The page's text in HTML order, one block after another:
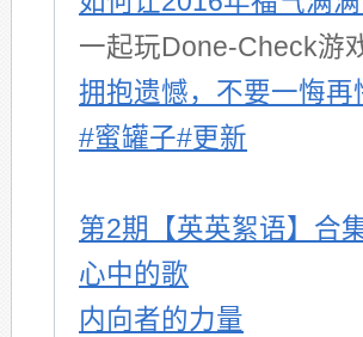
一起玩Done-Check游
拥抱遗憾，不要一悔再
#蜜罐子#更新
第2期【英英絮语】合
心中的歌
内向者的力量